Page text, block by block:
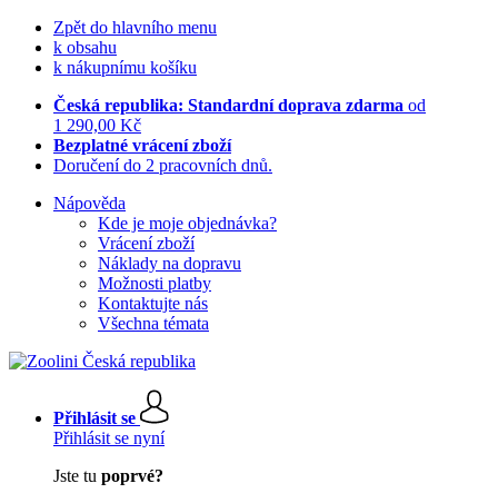
Zpět do hlavního menu
k obsahu
k nákupnímu košíku
Česká republika: Standardní doprava zdarma od
1 290,00 Kč
Bezplatné vrácení zboží
Doručení do 2 pracovních dnů.
Nápověda
Kde je moje objednávka?
Vrácení zboží
Náklady na dopravu
Možnosti platby
Kontaktujte nás
Všechna témata
Přihlásit se
Přihlásit se nyní
Jste tu poprvé?